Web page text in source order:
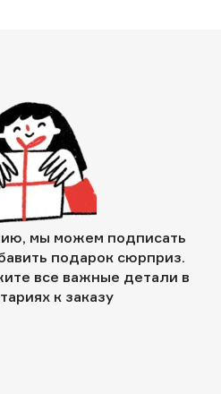
мы можем подписать
подарок сюрприз.
все важные детали в
к заказу